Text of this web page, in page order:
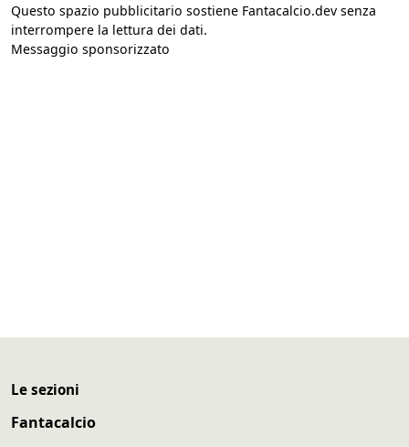
Questo spazio pubblicitario sostiene Fantacalcio.dev senza
interrompere la lettura dei dati.
Messaggio sponsorizzato
Le sezioni
Fantacalcio